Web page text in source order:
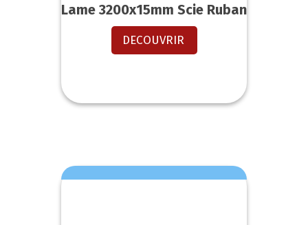
Lame 3200x15mm Scie Ruban
DECOUVRIR